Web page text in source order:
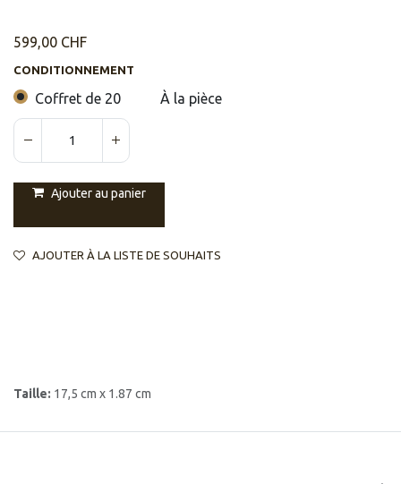
599,00 CHF
CONDITIONNEMENT
Coffret de 20 À la pièce
Ajouter au panier
AJOUTER À LA LISTE DE SOUHAITS
Taille: 17,5 cm x 1.87 cm